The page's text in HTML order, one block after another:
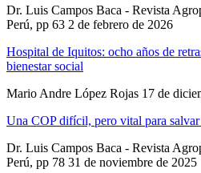
Dr. Luis Campos Baca - Revista
Perú, pp 63 2 de febrero de 2026
Hospital de Iquitos: ocho años de
bienestar social
Mario Andre López Rojas 17 de
Una COP difícil, pero vital para salvar
Dr. Luis Campos Baca - Revista
Perú, pp 78 31 de noviembre de 2025